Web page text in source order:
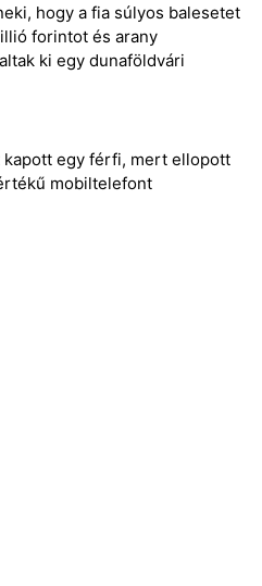
hogy a fia súlyos balesetet
forintot és arany
ki egy dunaföldvári
kapott egy férfi, mert ellopott
mobiltelefont